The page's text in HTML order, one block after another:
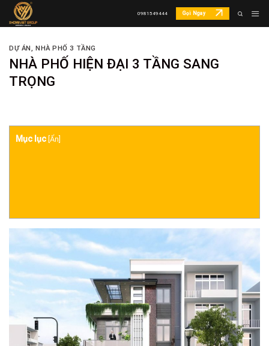
Skip
0981549444 Gọi Ngay
DỰ ÁN, NHÀ PHỐ 3 TẦNG
NHÀ PHỐ HIỆN ĐẠI 3 TẦNG SANG
TRỌNG
Mục lục Ẩn